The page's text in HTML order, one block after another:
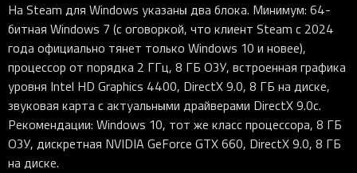
На Steam для Windows указаны два блока. Минимум: 64-
битная Windows 7 (с оговоркой, что клиент Steam с 2024
года официально тянет только Windows 10 и новее),
процессор от порядка 2 ГГц, 8 ГБ ОЗУ, встроенная графика
уровня Intel HD Graphics 4400, DirectX 9.0, 8 ГБ на диске,
звуковая карта с актуальными драйверами DirectX 9.0c.
Рекомендации: Windows 10, тот же класс процессора, 8 ГБ
ОЗУ, дискретная NVIDIA GeForce GTX 660, DirectX 9.0, 8 ГБ
на диске.